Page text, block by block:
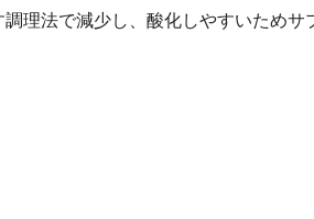
理法で減少し、酸化しやすいためサ